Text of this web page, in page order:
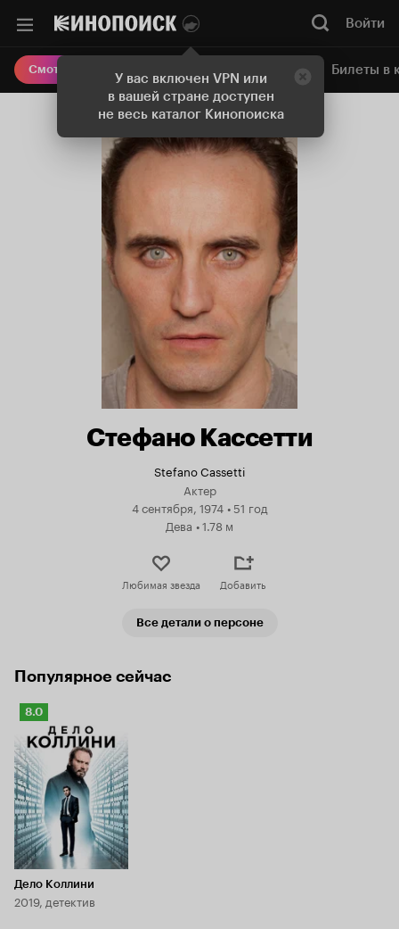
У вас включен VPN или
в вашей стране доступен
не весь каталог Кинопоиска
Войти
Смотреть кино Онлайн-кинотеатр Билеты в
Стефано Кассетти
Stefano Cassetti
Актер
4 сентября, 1974 •51 год
Дева •1.78 м
Любимая звезда Добавить
Все детали о персоне
Популярное сейчас
Рейтинг
Кинопоиска
8.0
8.0
Дело Коллини
2019, детектив